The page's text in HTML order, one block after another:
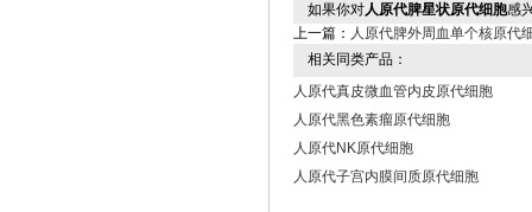
如果你对人原代脾星状原代细胞感
上一篇： 人原代脾外周血单个核原代
相关同类产品：
人原代真皮微血管内皮原代细胞
人原代黑色素瘤原代细胞
人原代NK原代细胞
人原代子宫内膜间质原代细胞